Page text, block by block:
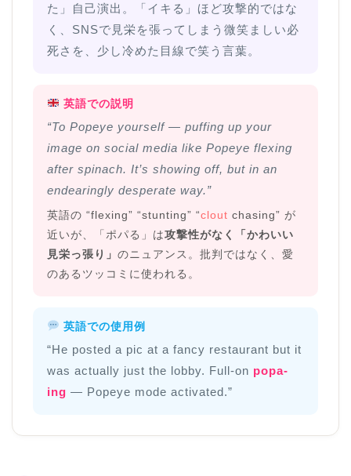
た」自己演出。「イキる」ほど攻撃的ではな
く、SNSで見栄を張ってしまう微笑ましい必
死さを、少し冷めた目線で笑う言葉。
英語での説明
“To Popeye yourself — puffing up your
image on social media like Popeye flexing
after spinach. It’s showing off, but in an
endearingly desperate way.”
英語の “flexing” “stunting” “clout chasing” が
近いが、「ポパる」は攻撃性がなく「かわいい
見栄っ張り」 のニュアンス。批判ではなく、愛
のあるツッコミに使われる。
英語での使用例
“He posted a pic at a fancy restaurant but it
was actually just the lobby. Full-on popa-
ing — Popeye mode activated.”